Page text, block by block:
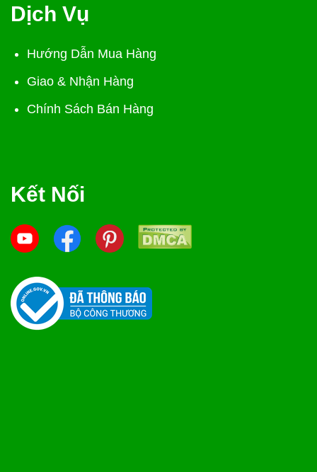
Dịch Vụ
Hướng Dẫn Mua Hàng
Giao & Nhận Hàng
Chính Sách Bán Hàng
Kết Nối